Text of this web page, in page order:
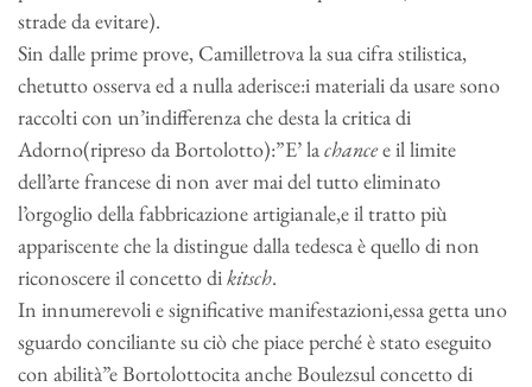
strade da evitare).
Sin dalle prime prove, Camilletrova la sua cifra stilistica,
chetutto osserva ed a nulla aderisce:i materiali da usare sono
raccolti con un’indifferenza che desta la critica di
Adorno(ripreso da Bortolotto):”E’ lachancee il limite
dell’arte francese di non aver mai del tutto eliminato
l’orgoglio della fabbricazione artigianale,e il tratto più
appariscente che la distingue dalla tedesca è quello di non
riconoscere il concetto dikitsch.
In innumerevoli e significative manifestazioni,essa getta uno
sguardo conciliante su ciò che piace perché è stato eseguito
con abilità”e Bortolottocita anche Boulezsul concetto di